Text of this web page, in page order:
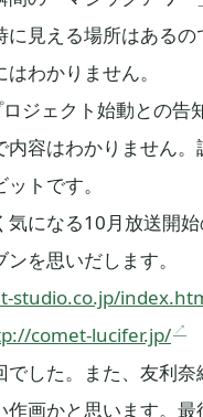
見える場所はある
わかりません。
ジェクト始動との告
容はわかりません
トです。
になる10月放送開
を思いだします。
studio.co.jp/
comet-lucifer.jp/
した。また、友利奈
画かと思います。